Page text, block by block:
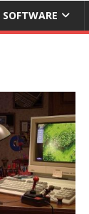
SOFTWARE